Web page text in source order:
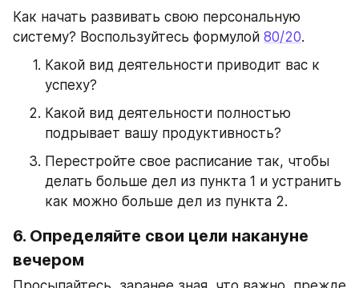
Как начать развивать свою персональную
систему? Воспользуйтесь формулой 80/20.
Какой вид деятельности приводит вас к
успеху?
Какой вид деятельности полностью
подрывает вашу продуктивность?
Перестройте свое расписание так, чтобы
делать больше дел из пункта 1 и устранить
как можно больше дел из пункта 2.
6. Определяйте свои цели накануне
вечером